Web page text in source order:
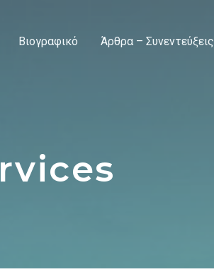
Βιογραφικό Άρθρα – Συνεντεύξεις